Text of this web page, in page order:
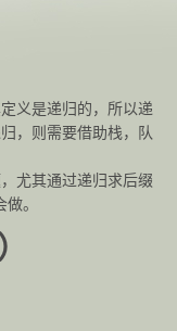
义是递归的，所以递
，则需要借助栈，队
尤其通过递归求后缀
。